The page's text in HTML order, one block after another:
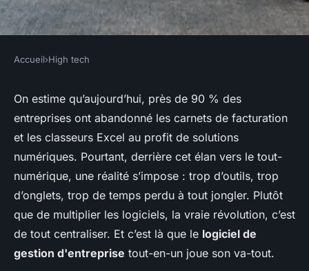
HIGH TECH
Les meilleures solutions de
gestion d'entreprise intégrée
Bona•26/03/2026 15:21 •9 min de lecture
Accueil›High tech
On estime qu’aujourd’hui, près de 90 % des
entreprises ont abandonné les carnets de facturation
et les classeurs Excel au profit de solutions
numériques. Pourtant, derrière cet élan vers le tout-
numérique, une réalité s’impose : trop d’outils, trop
d’onglets, trop de temps perdu à tout jongler. Plutôt
que de multiplier les logiciels, la vraie révolution, c’est
de tout centraliser. Et c’est là que le logiciel de
gestion d'entreprise tout-en-un joue son va-tout.